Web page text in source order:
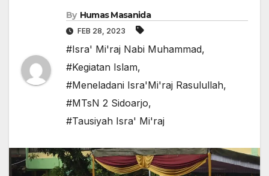
By Humas Masanida
FEB 28, 2023
#Isra' Mi'raj Nabi Muhammad,
#Kegiatan Islam,
#Meneladani Isra'Mi'raj Rasulullah,
#MTsN 2 Sidoarjo,
#Tausiyah Isra' Mi'raj